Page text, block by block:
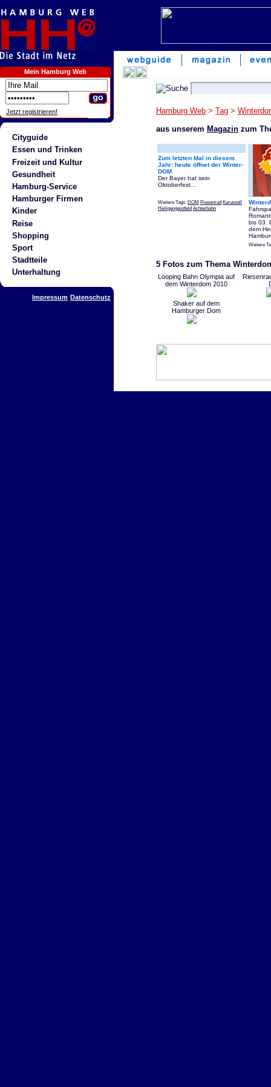
Mein Hamburg Web
Jetzt registrieren!
Cityguide
Essen und Trinken
Freizeit und Kultur
Gesundheit
Hamburg-Service
Hamburger Firmen
Kinder
Reise
Shopping
Sport
Stadtteile
Unterhaltung
Impressum Datenschutz
Hamburg Web > Tag >
aus unserem Magazin zum
Zum letzten Mal in diesem
Jahr: heute öffnet der Winter-
DOM
Der Bayer hat sein
Oktoberfest...
Weitere Tags: DOM Riesenrad Karussell
Heiligengeistfeld Achterbahn
bis 03.
dem
Weitere
5 Fotos zum Thema
Looping Bahn Olympia auf
dem Winterdom 2010
Shaker auf dem
Hamburger Dom